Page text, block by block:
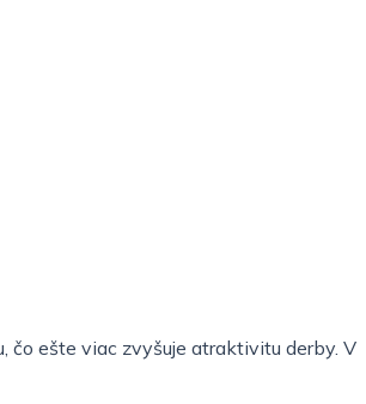
čo ešte viac zvyšuje atraktivitu derby. V